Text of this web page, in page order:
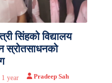
सिंहको विद्यालय
स्रोतसाधनको
1 year Pradeep Sah